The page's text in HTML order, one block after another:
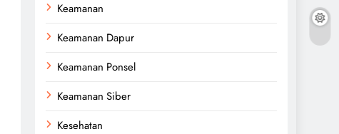
Keamanan
Keamanan Dapur
Keamanan Ponsel
Keamanan Siber
Kesehatan